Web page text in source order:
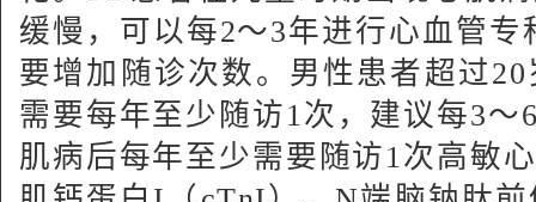
缓慢，可以每2～3年进行心血管
要增加随诊次数。男性患者超过
需要每年至少随访1次，建议每3～
肌病后每年至少需要随访1次高敏